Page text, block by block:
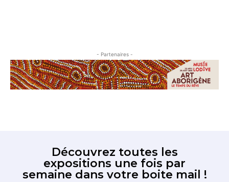
- Partenaires -
Découvrez toutes les
expositions une fois par
semaine dans votre boite mail !